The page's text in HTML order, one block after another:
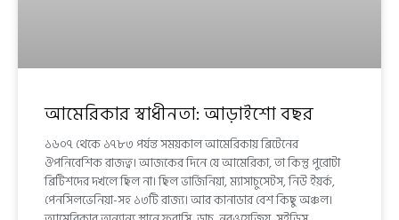
আমেরিকার স্বাধীনতা: আড়াইশো বছর
১৬০৭ থেকে ১৭৮৩ পর্যন্ত সময়কাল আমেরিকায় ব্রিটেনের
ঔপনিবেশিক রাজত্ব। আজকের দিনে যে আমেরিকা, তা কিন্তু পুরোটা
ব্রিটিশদের দখলে ছিল না। ছিল ভার্জিনিয়া, ম্যাসাচুসেটস, নিউ ইয়র্ক,
পেনসিলভেনিয়া-সহ ১৩টি রাজ্য। আর কানাডার বেশ কিছু অঞ্চল।